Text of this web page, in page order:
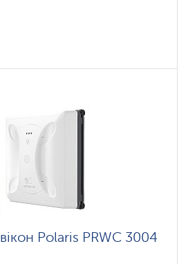
Polaris PRWC 3004